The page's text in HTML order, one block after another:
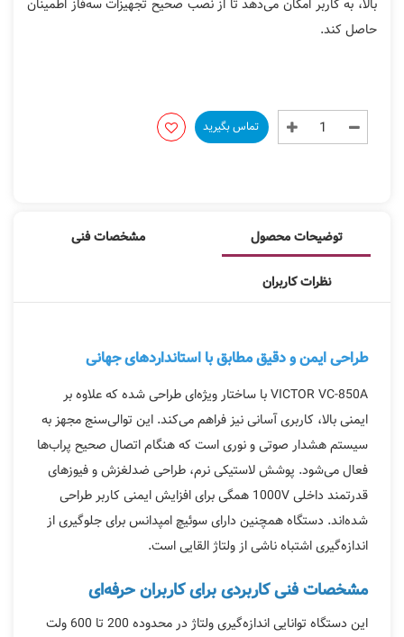
بالا، به کاربر امکان می‌دهد تا از نصب صحیح تجهیزات سه‌فاز اطمینان
حاصل کند.
تماس بگیرید
توضیحات محصول مشخصات فنی
نظرات کاربران
طراحی ایمن و دقیق مطابق با استانداردهای جهانی
VICTOR VC-850A با ساختار ویژه‌ای طراحی شده که علاوه بر
ایمنی بالا، کاربری آسانی نیز فراهم می‌کند. این توالی‌سنج مجهز به
سیستم هشدار صوتی و نوری است که هنگام اتصال صحیح پراب‌ها
فعال می‌شود. پوشش لاستیکی نرم، طراحی ضدلغزش و فیوزهای
قدرتمند داخلی 1000V همگی برای افزایش ایمنی کاربر طراحی
شده‌اند. دستگاه همچنین دارای سوئیچ امپدانس برای جلوگیری از
اندازه‌گیری اشتباه ناشی از ولتاژ القایی است.
مشخصات فنی کاربردی برای کاربران حرفه‌ای
این دستگاه توانایی اندازه‌گیری ولتاژ در محدوده 200 تا 600 ولت